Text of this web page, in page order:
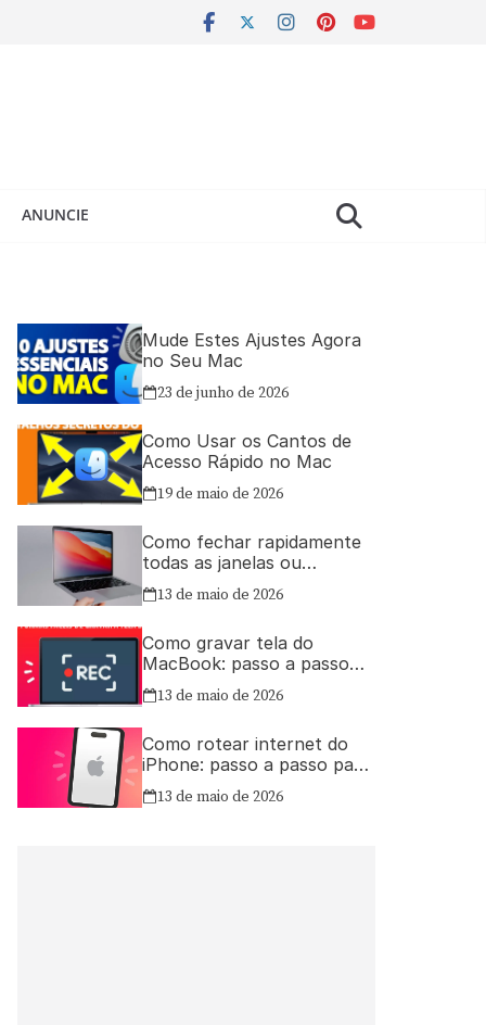
ANUNCIE
Mude Estes Ajustes Agora
no Seu Mac
23 de junho de 2026
Como Usar os Cantos de
Acesso Rápido no Mac
19 de maio de 2026
Como fechar rapidamente
todas as janelas ou
aplicativos abertos no Mac
13 de maio de 2026
Como gravar tela do
MacBook: passo a passo
simples
13 de maio de 2026
Como rotear internet do
iPhone: passo a passo para
compartilhar a conexão
13 de maio de 2026